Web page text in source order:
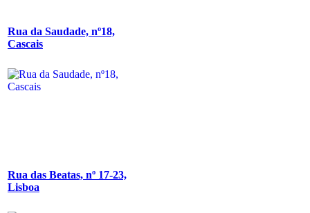
Rua da Saudade, nº18,
Cascais
Rua das Beatas, nº 17-23,
Lisboa